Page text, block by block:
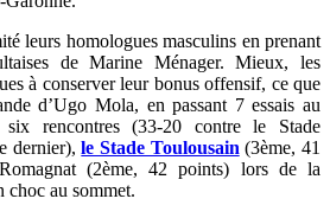
leurs homologues masculins en prenant
de Marine Ménager. Mieux, les
à conserver leur bonus offensif, ce que
d’Ugo Mola, en passant 7 essais au
rencontres (33-20 contre le Stade
dernier),le Stade Toulousain (3ème, 41
(2ème, 42 points) lors de la
choc au sommet.